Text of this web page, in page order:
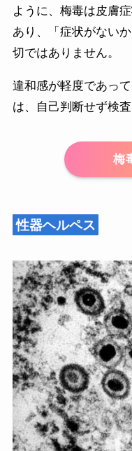
ように、梅毒は皮膚
あり、「症状がない
切ではありません。
違和感が軽度であっ
は、自己判断せず検
梅
性器ヘルペス